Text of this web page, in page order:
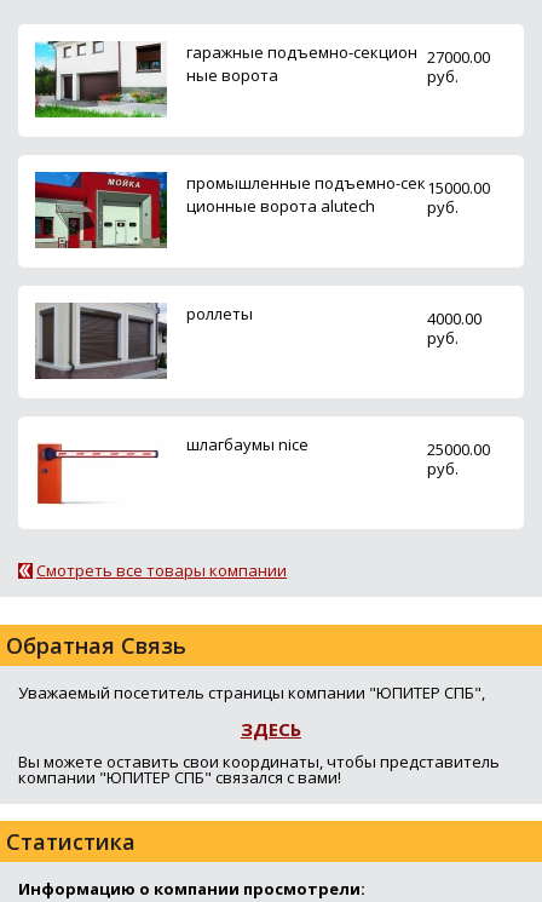
гаражные подъемно-секцион
ные ворота
27000.00
руб.
промышленные подъемно-сек
ционные ворота alutech
15000.00
руб.
роллеты
4000.00
руб.
шлагбаумы nice
25000.00
руб.
Смотреть все товары компании
Обратная Связь
Уважаемый посетитель страницы компании "ЮПИТЕР СПБ",
ЗДЕСЬ
Вы можете оставить свои координаты, чтобы представитель
компании "ЮПИТЕР СПБ" связался с вами!
Статистика
Информацию о компании просмотрели: